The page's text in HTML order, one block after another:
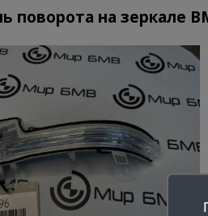
поворота на зеркале